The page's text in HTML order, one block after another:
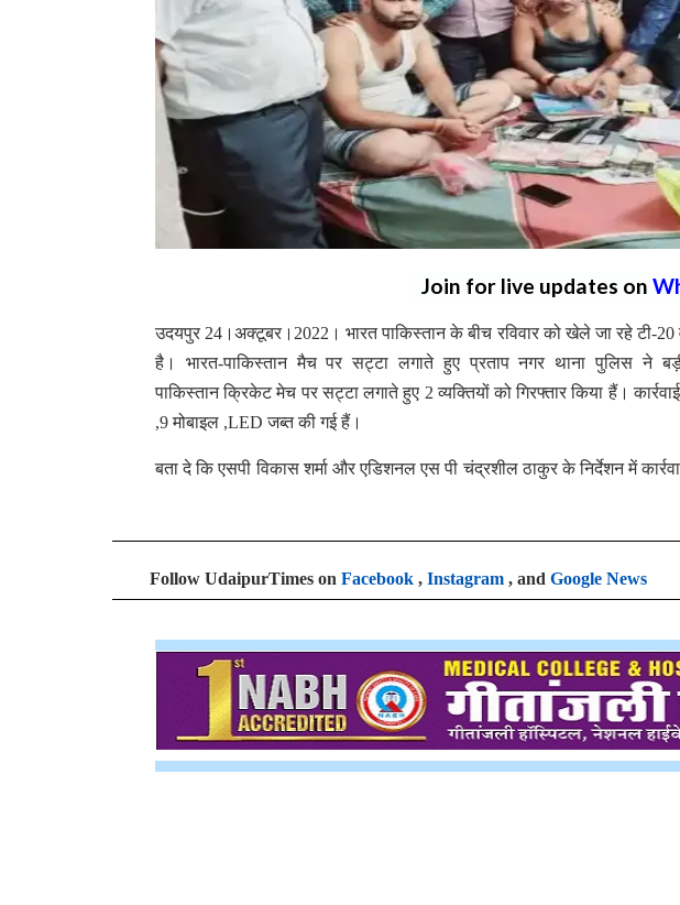
Join for live updates on
उदयपुर 24।अक्टूबर।2022। भारत पाकिस्तान के बीच रविवार को खेले जा रहे टी-
है। भारत-पाकिस्तान मैच पर सट्टा लगाते हुए प्रताप नगर थाना पुलिस ने
पाकिस्तान क्रिकेट मेच पर सट्टा लगाते हुए 2 व्यक्तियों को गिरफ्तार किया हैं।
,9 मोबाइल ,LED जब्त की गई हैं।
बता दे कि एसपी विकास शर्मा और एडिशनल एस पी चंद्रशील ठाकुर के निर्देशन में
Follow UdaipurTimes on Facebook , Instagram , and Google News